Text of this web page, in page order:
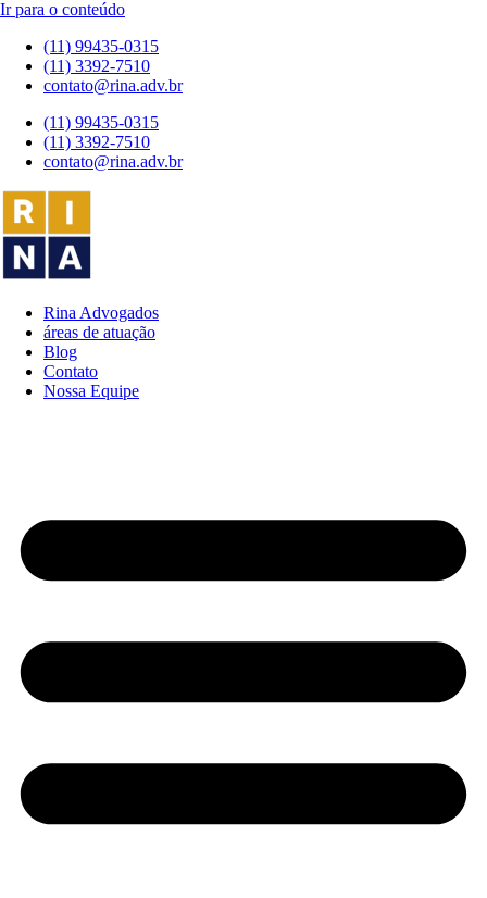
Ir para o conteúdo
(11) 99435-0315
(11) 3392-7510
contato@rina.adv.br
(11) 99435-0315
(11) 3392-7510
contato@rina.adv.br
Rina Advogados
áreas de atuação
Blog
Contato
Nossa Equipe